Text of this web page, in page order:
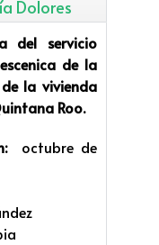
Dolores
del servicio
de la
la vivienda
Roo.
octubre de